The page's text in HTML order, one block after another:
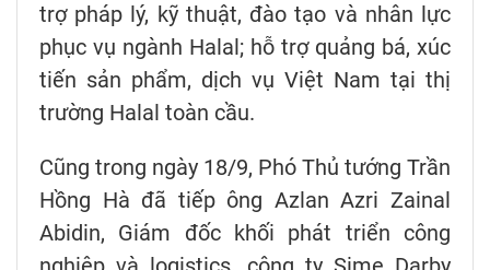
trợ pháp lý, kỹ thuật, đào tạo và nhân lực
phục vụ ngành Halal; hỗ trợ quảng bá, xúc
tiến sản phẩm, dịch vụ Việt Nam tại thị
trường Halal toàn cầu.
Cũng trong ngày 18/9, Phó Thủ tướng Trần
Hồng Hà đã tiếp ông Azlan Azri Zainal
Abidin, Giám đốc khối phát triển công